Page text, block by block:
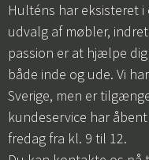
Hulténs har eksisteret
udvalg af møbler,
passion er at hjælpe
både inde og ude. Vi
Sverige, men er
kundeservice har
fredag fra kl. 9 til 12.